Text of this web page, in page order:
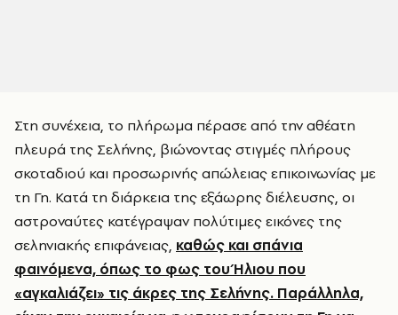
Στη συνέχεια, το πλήρωμα πέρασε από την αθέατη
πλευρά της Σελήνης, βιώνοντας στιγμές πλήρους
σκοταδιού και προσωρινής απώλειας επικοινωνίας με
τη Γη. Κατά τη διάρκεια της εξάωρης διέλευσης, οι
αστροναύτες κατέγραψαν πολύτιμες εικόνες της
σεληνιακής επιφάνειας, καθώς και σπάνια
φαινόμενα, όπως το φως του Ήλιου που
«αγκαλιάζει» τις άκρες της Σελήνης. Παράλληλα,